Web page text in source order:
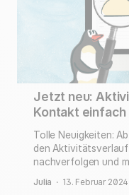
Jetzt neu:
Kontakt
Tolle Neuigkeiten:
den
nachverfolgen und
Kontakte ticken und
Julia · 13. Februar 2024